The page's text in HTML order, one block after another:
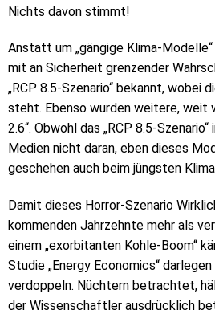
Nichts davon stimmt!
Anstatt um „gängige Klima-
mit an Sicherheit grenzender
„RCP 8.5-Szenario“ bekannt, wobei
steht. Ebenso wurden weitere, weit
2.6“. Obwohl das „RCP 8.5-
Medien nicht daran, eben dieses
geschehen auch beim jüngsten
Damit dieses Horror-Szenario
kommenden Jahrzehnte mehr als
einem „exorbitanten Kohle-Boom“
Studie „Energy Economics“
verdoppeln. Nüchtern betrachtet,
der Wissenschaftler ausdrücklich